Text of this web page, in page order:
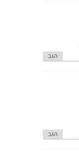
הגב
הגב